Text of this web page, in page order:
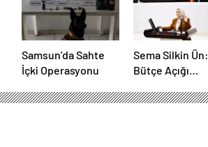
Samsun’da Sahte
İçki Operasyonu
Sema Silkin Ün:
Bütçe Açığı